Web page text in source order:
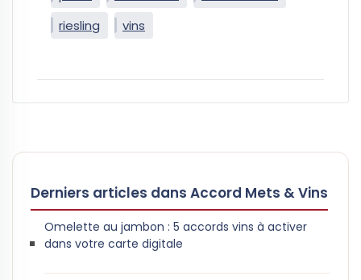
riesling
vins
Derniers articles dans Accord Mets & Vins
Omelette au jambon : 5 accords vins à activer
dans votre carte digitale